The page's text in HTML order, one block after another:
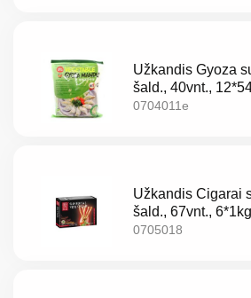
Užkandis Gyoza
šald., 40vnt.,
0704011e
Užkandis Cigarai
šald., 67vnt.,
0705018